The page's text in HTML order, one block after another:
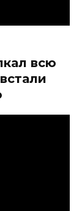
всю